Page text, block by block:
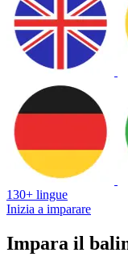
130+ lingue
Inizia a imparare
Impara il